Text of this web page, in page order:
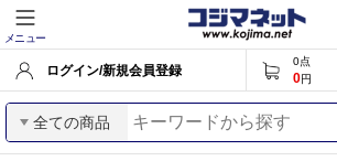
メニュー
ログイン/新規会員登録
0点
0円
全ての商品